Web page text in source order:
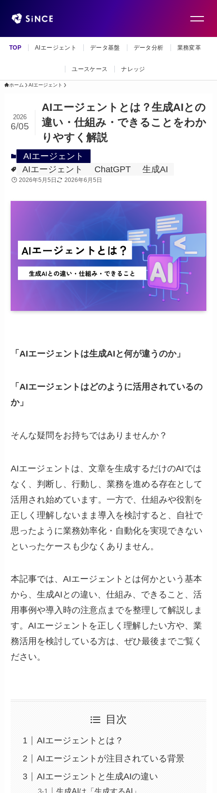
TOP AIエージェント データ基盤 データ分析 業務変革
ユースケース ナレッジ
ホーム AIエージェント
AIエージェントとは？生成AIとの
違い・仕組み・できることをわか
りやすく解説
2026
6/05
AIエージェント
AIエージェント
ChatGPT 生成AI
2026年5月5日 2026年6月5日
「AIエージェントは生成AIと何が違うのか」
「AIエージェントはどのように活用されているの
か」
そんな疑問をお持ちではありませんか？
AIエージェントは、文章を生成するだけのAIでは
なく、判断し、行動し、業務を進める存在として
活用され始めています。一方で、仕組みや役割を
正しく理解しないまま導入を検討すると、自社で
思ったように業務効率化・自動化を実現できない
といったケースも少なくありません。
本記事では、AIエージェントとは何かという基本
から、生成AIとの違い、仕組み、できること、活
用事例や導入時の注意点までを整理して解説しま
す。AIエージェントを正しく理解したい方や、業
務活用を検討している方は、ぜひ最後までご覧く
ださい。
目次
AIエージェントとは？
AIエージェントが注目されている背景
AIエージェントと生成AIの違い
生成AIは「生成するAI」